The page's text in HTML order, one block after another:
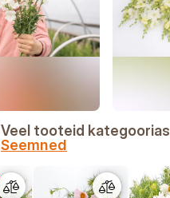
Veel tooteid kategoorias
Seemned